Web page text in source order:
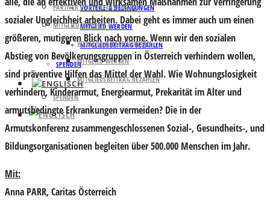
VORTEILE & BEDINGUNGEN
MITGLIED WERDEN
MITGLIEDSBEITRAG BEZAHLEN
SPENDEN
PARTNER UND UNTERSTÜTZER
MITGLIED WERDEN
VORTEILE & BEDINGUNGEN
MITGLIED WERDEN
MITGLIEDSBEITRAG BEZAHLEN
SPENDEN
sozialer Ungleichheit arbeiten. Dabei geht es immer auch um einen
größeren, mutigeren Blick nach vorne. Wenn wir den sozialen
Abstieg von Bevölkerungsgruppen in Österreich verhindern wollen,
sind präventive Hilfen das Mittel der Wahl. Wie Wohnungslosigkeit
verhindern, Kinderarmut, Energiearmut, Prekarität im Alter und
armutsbedingte Erkrankungen vermeiden? Die in der
Armutskonferenz zusammengeschlossenen Sozial-, Gesundheits-, und
Bildungsorganisationen begleiten über 500.000 Menschen im Jahr.
Mit:
Anna PARR, Caritas Österreich